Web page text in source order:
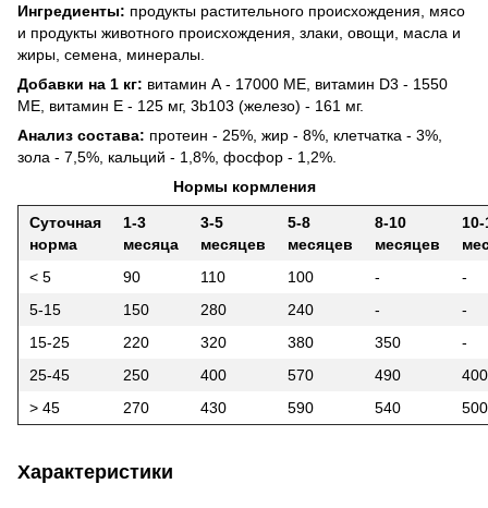
Ингредиенты: продукты растительного происхождения, мясо
и продукты животного происхождения, злаки, овощи, масла и
жиры, семена, минералы.
Добавки на 1 кг: витамин А - 17000 МЕ, витамин D3 - 1550
МЕ, витамин Е - 125 мг, 3b103 (железо) - 161 мг.
Анализ состава: протеин - 25%, жир - 8%, клетчатка - 3%,
зола - 7,5%, кальций - 1,8%, фосфор - 1,2%.
Нормы кормления
Суточная
норма
1-3
месяца
3-5
месяцев
5-8
месяцев
8-10
месяцев
10-
< 5
90 110 100 -
-
5-15
150 280 240 -
-
15-25
220 320 380 350
-
25-45
250 400 570 490
400
> 45
270 430 590 540 500
Характеристики